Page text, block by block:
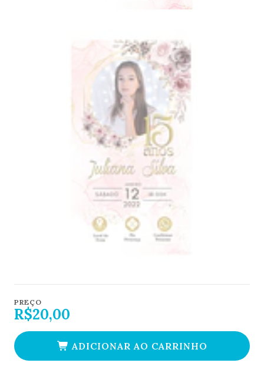
PREÇO
R$20,00
ADICIONAR AO CARRINHO